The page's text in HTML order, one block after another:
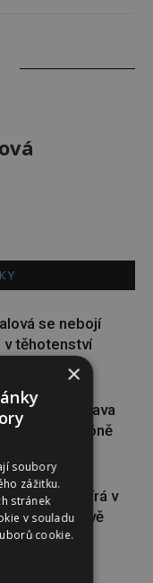
se nebojí
těhotenství
of Ostrava
v IQOS zóně
otevírá v
své první dvě
×
soubory
zážitku.
stránek
v souladu
cookie.